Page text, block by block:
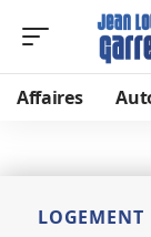
Affaires
LOGEMENT